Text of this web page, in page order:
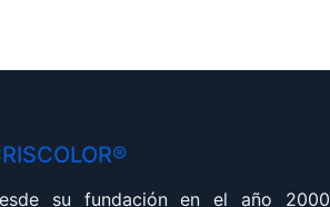
su fundación en el año 2000,